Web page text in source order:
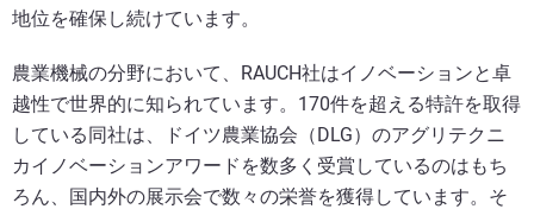
地位を確保し続けています。
農業機械の分野において、RAUCH社はイノベーションと卓
越性で世界的に知られています。170件を超える特許を取得
している同社は、ドイツ農業協会（DLG）のアグリテクニ
カイノベーションアワードを数多く受賞しているのはもち
ろん、国内外の展示会で数々の栄誉を獲得しています。そ